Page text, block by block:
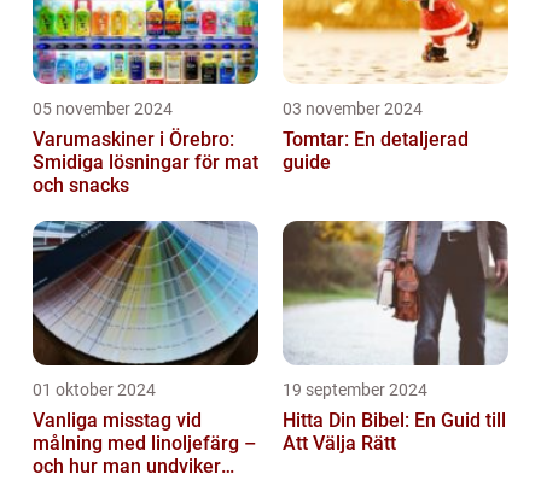
05 november 2024
Varumaskiner i Örebro:
Smidiga lösningar för mat
och snacks
03 november 2024
Tomtar: En detaljerad
guide
01 oktober 2024
Vanliga misstag vid
målning med linoljefärg –
och hur man undviker
19 september 2024
Hitta Din Bibel: En Guid till
Att Välja Rätt